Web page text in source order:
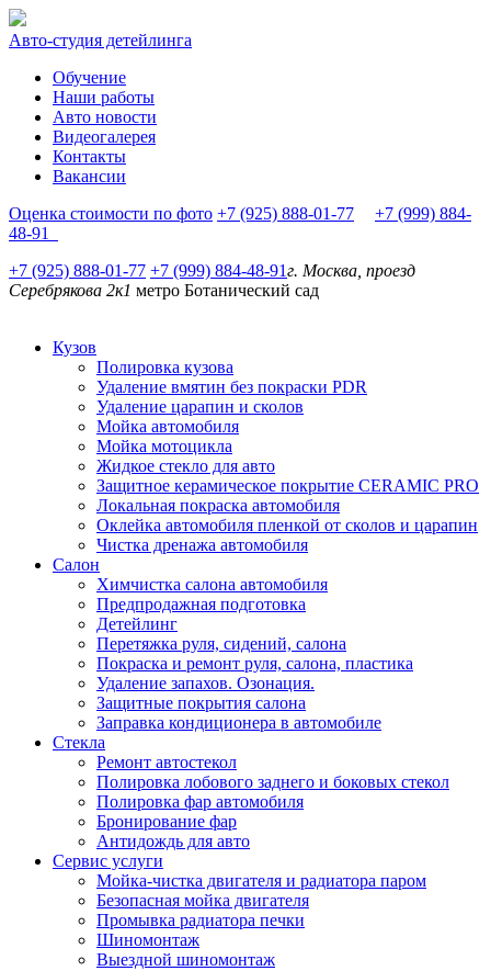
Авто-студия детейлинга
Обучение
Наши работы
Авто новости
Видеогалерея
Контакты
Вакансии
Оценка стоимости по фото +7 (925) 888-01-77
+7 (999) 884-
48-91
+7 (925) 888-01-77 +7 (999) 884-48-91г. Москва, проезд
Серебрякова 2к1 метро Ботанический сад
Кузов
Полировка кузова
Удаление вмятин без покраски PDR
Удаление царапин и сколов
Мойка автомобиля
Мойка мотоцикла
Жидкое стекло для авто
Защитное керамическое покрытие CERAMIC PRO
Локальная покраска автомобиля
Оклейка автомобиля пленкой от сколов и царапин
Чистка дренажа автомобиля
Салон
Химчистка салона автомобиля
Предпродажная подготовка
Детейлинг
Перетяжка руля, сидений, салона
Покраска и ремонт руля, салона, пластика
Удаление запахов. Озонация.
Защитные покрытия салона
Заправка кондиционера в автомобиле
Стекла
Ремонт автостекол
Полировка лобового заднего и боковых стекол
Полировка фар автомобиля
Бронирование фар
Антидождь для авто
Сервис услуги
Мойка-чистка двигателя и радиатора паром
Безопасная мойка двигателя
Промывка радиатора печки
Шиномонтаж
Выездной шиномонтаж